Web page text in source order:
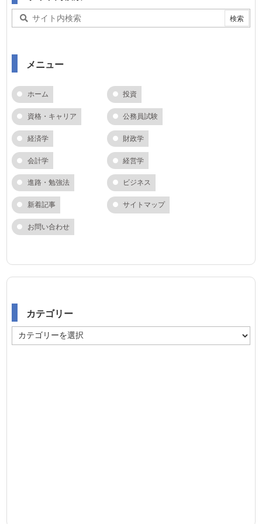
メニュー
ホーム 投資
資格・キャリア 公務員試験
経済学 財政学
会計学 経営学
進路・勉強法 ビジネス
新着記事 サイトマップ
お問い合わせ
カテゴリー
テ